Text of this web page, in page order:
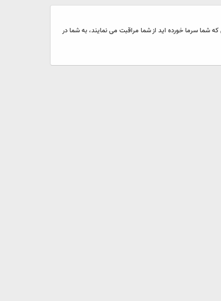
شما سرما خورده اید از شما مراقبت می نمایند، به شما در